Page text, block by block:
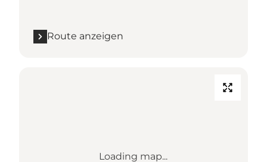
Route anzeigen
Loading map...